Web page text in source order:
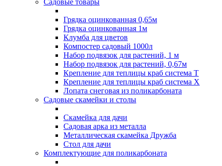
Садовые товары
Грядка оцинкованная 0,65м
Грядка оцинкованная 1м
Клумба для цветов
Компостер садовый 1000л
Набор подвязок для растений, 1 м
Набор подвязок для растений, 0,67м
Крепление для теплицы краб система Т
Крепление для теплицы краб система Х
Лопата снеговая из поликарбоната
Садовые скамейки и столы
Скамейка для дачи
Садовая арка из металла
Металлическая скамейка Дружба
Стол для дачи
Комплектующие для поликарбоната